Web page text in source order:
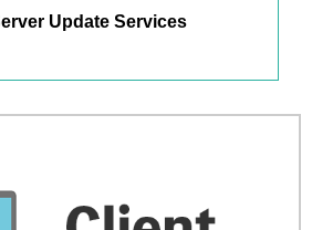
Update Services